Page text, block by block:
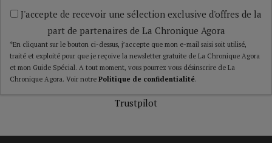
J'accepte de recevoir une sélection exclusive d'offres de la
part de partenaires de La Chronique Agora
*En cliquant sur le bouton ci-dessus, j’accepte que mon e-mail saisi soit utilisé,
traité et exploité pour que je reçoive la newsletter gratuite de La Chronique Agora
et mon Guide Spécial. A tout moment, vous pourrez vous désinscrire de La
Chronique Agora. Voir notre Politique de confidentialité.
Trustpilot